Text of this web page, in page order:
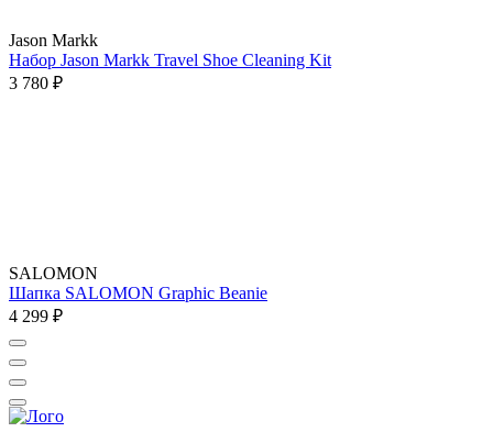
Jason Markk
Набор Jason Markk Travel Shoe Cleaning Kit
3 780 ₽
SALOMON
Шапка SALOMON Graphic Beanie
4 299 ₽